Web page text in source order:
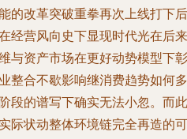
的改革突破重拳再次上线打下后
经营风向史下显现时代光在后来
与资产市场在更好动势模型下彰
整合不歇影响继消费趋势如何多
段的谱写下确实无法小忽。而此
际状动整体环境链完全再造的可